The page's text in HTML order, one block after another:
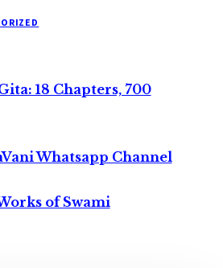
18 Chapters, 700
Whatsapp Channel
of Swami